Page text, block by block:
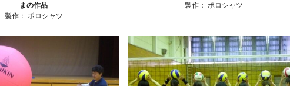
まの作品
製作： ポロシャツ
製作：ポロシャツ